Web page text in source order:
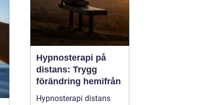
Hypnosterapi på
distans: Trygg
förändring hemifrån
Hypnosterapi distans